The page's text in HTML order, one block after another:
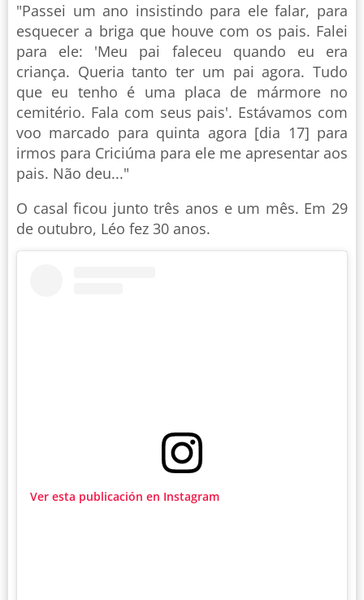
"Passei um ano insistindo para ele falar, para
esquecer a briga que houve com os pais. Falei
para ele: 'Meu pai faleceu quando eu era
criança. Queria tanto ter um pai agora. Tudo
que eu tenho é uma placa de mármore no
cemitério. Fala com seus pais'. Estávamos com
voo marcado para quinta agora [dia 17] para
irmos para Criciúma para ele me apresentar aos
pais. Não deu..."
O casal ficou junto três anos e um mês. Em 29
de outubro, Léo fez 30 anos.
Ver esta publicación en Instagram